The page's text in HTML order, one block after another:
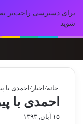
برای دسترسی راحت‌تر به
شوید
خانه/اخبار/احمدی با
احمدی با
۱۵ آبان, ۱۳۹۳